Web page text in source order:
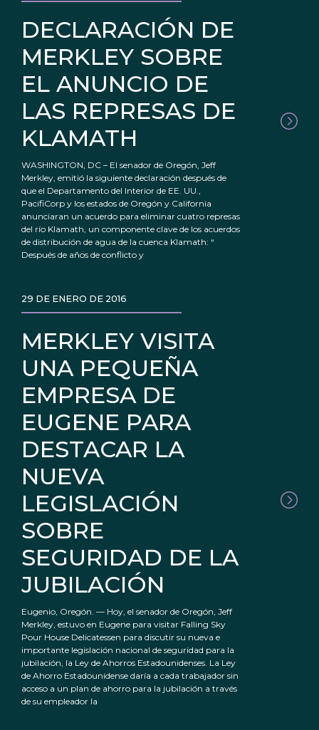
DECLARACIÓN DE
MERKLEY SOBRE
EL ANUNCIO DE
LAS REPRESAS DE
KLAMATH
WASHINGTON, DC – El senador de Oregón, Jeff
Merkley, emitió la siguiente declaración después de
que el Departamento del Interior de EE. UU.,
PacifiCorp y los estados de Oregón y California
anunciaran un acuerdo para eliminar cuatro represas
del río Klamath, un componente clave de los acuerdos
de distribución de agua de la cuenca Klamath: “
Después de años de conflicto y
MERKLEY VISITA
UNA PEQUEÑA
EMPRESA DE
EUGENE PARA
DESTACAR LA
NUEVA
LEGISLACIÓN
SOBRE
SEGURIDAD DE LA
JUBILACIÓN
29 DE ENERO DE 2016
Eugenio, Oregón. — Hoy, el senador de Oregón, Jeff
Merkley, estuvo en Eugene para visitar Falling Sky
Pour House Delicatessen para discutir su nueva e
importante legislación nacional de seguridad para la
jubilación, la Ley de Ahorros Estadounidenses. La Ley
de Ahorro Estadounidense daría a cada trabajador sin
acceso a un plan de ahorro para la jubilación a través
de su empleador la